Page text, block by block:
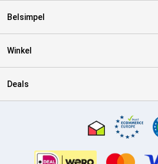
Belsimpel
Winkel
Deals